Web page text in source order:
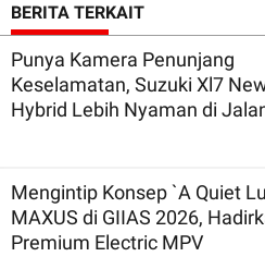
BERITA TERKAIT
Punya Kamera Penunjang
Keselamatan, Suzuki Xl7
Hybrid Lebih Nyaman di
Mengintip Konsep `A Quiet
MAXUS di GIIAS 2026,
Premium Electric MPV